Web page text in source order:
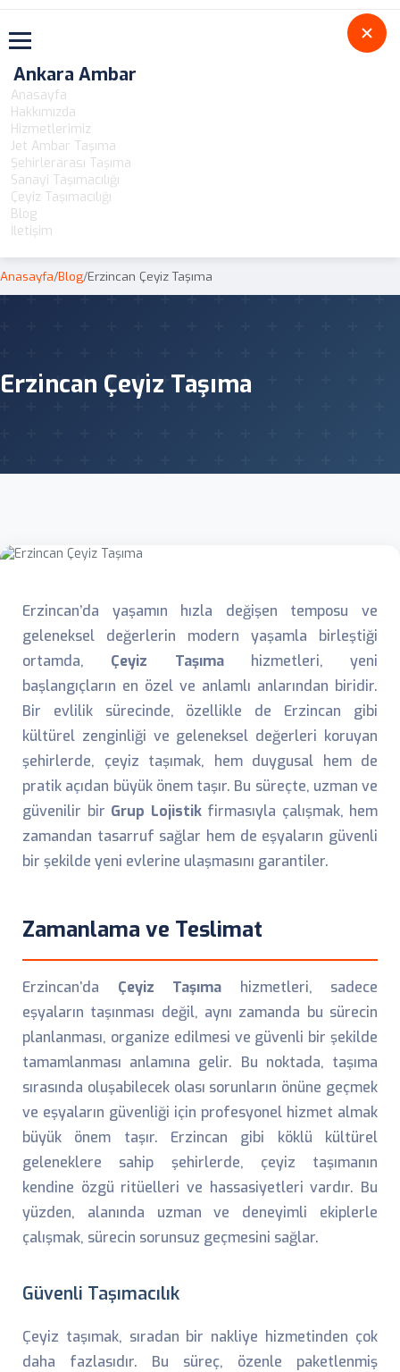
Toggle navigation
Ankara Ambar
Anasayfa
Hakkımızda
Hizmetlerimiz
Jet Ambar Taşıma
Şehirlerarası Taşıma
Sanayi Taşımacılığı
Çeyiz Taşımacılığı
Blog
İletişim
Anasayfa/Blog/Erzincan Çeyiz Taşıma
Erzincan Çeyiz Taşıma
Erzincan’da yaşamın hızla değişen temposu ve
geleneksel değerlerin modern yaşamla birleştiği
ortamda, Çeyiz Taşımahizmetleri, yeni
başlangıçların en özel ve anlamlı anlarından biridir.
Bir evlilik sürecinde, özellikle de Erzincan gibi
kültürel zenginliği ve geleneksel değerleri koruyan
şehirlerde, çeyiz taşımak, hem duygusal hem de
pratik açıdan büyük önem taşır. Bu süreçte, uzman ve
güvenilir bir Grup Lojistikfirmasıyla çalışmak, hem
zamandan tasarruf sağlar hem de eşyaların güvenli
bir şekilde yeni evlerine ulaşmasını garantiler.
Zamanlama ve Teslimat
Erzincan’da Çeyiz Taşıma hizmetleri, sadece
eşyaların taşınması değil, aynı zamanda bu sürecin
planlanması, organize edilmesi ve güvenli bir şekilde
tamamlanması anlamına gelir. Bu noktada, taşıma
sırasında oluşabilecek olası sorunların önüne geçmek
ve eşyaların güvenliği için profesyonel hizmet almak
büyük önem taşır. Erzincan gibi köklü kültürel
geleneklere sahip şehirlerde, çeyiz taşımanın
kendine özgü ritüelleri ve hassasiyetleri vardır. Bu
yüzden, alanında uzman ve deneyimli ekiplerle
çalışmak, sürecin sorunsuz geçmesini sağlar.
Güvenli Taşımacılık
Çeyiz taşımak, sıradan bir nakliye hizmetinden çok
daha fazlasıdır. Bu süreç, özenle paketlenmiş